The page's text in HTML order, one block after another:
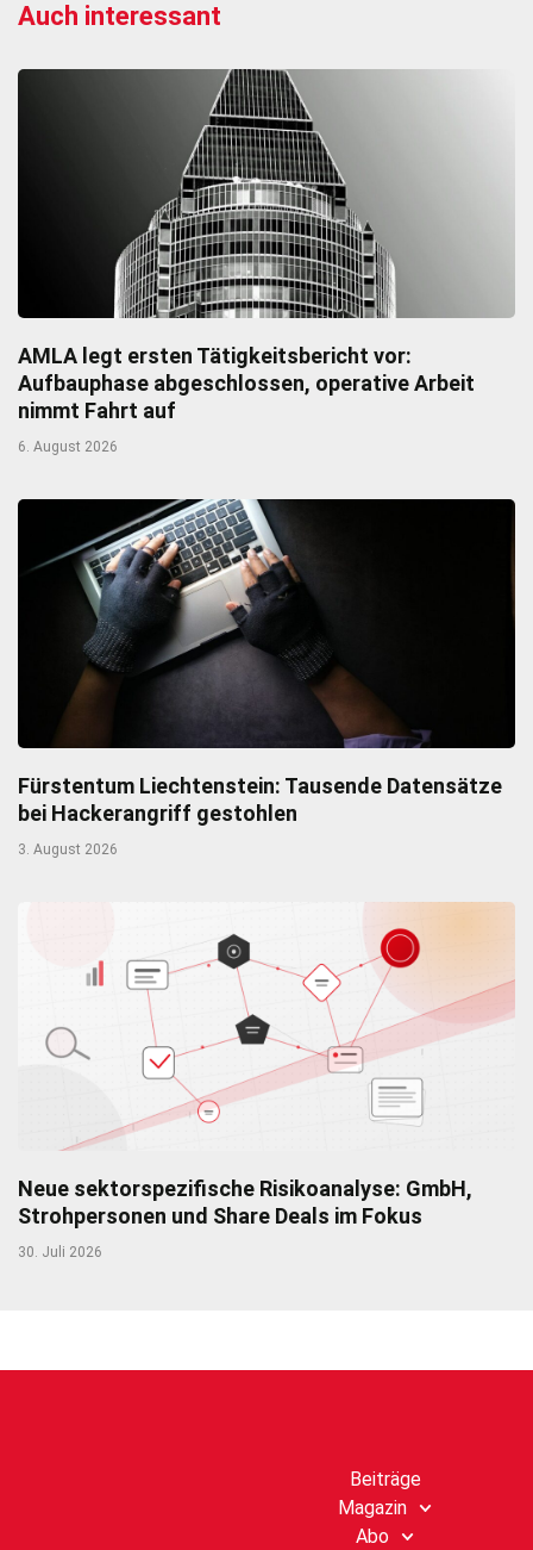
Auch interessant
AMLA legt ersten Tätigkeitsbericht vor:
Aufbauphase abgeschlossen, operative Arbeit
nimmt Fahrt auf
6. August 2026
Fürstentum Liechtenstein: Tausende Datensätze
bei Hackerangriff gestohlen
3. August 2026
Neue sektorspezifische Risikoanalyse: GmbH,
Strohpersonen und Share Deals im Fokus
30. Juli 2026
Beiträge
Magazin
Abo